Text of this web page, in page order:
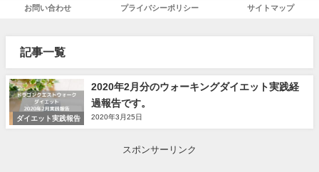
お問い合わせ プライバシーポリシー サイトマップ
記事一覧
ダイエット実践報告
2020年2月分のウォーキングダイエット実践経
過報告です。
2020年3月25日
スポンサーリンク